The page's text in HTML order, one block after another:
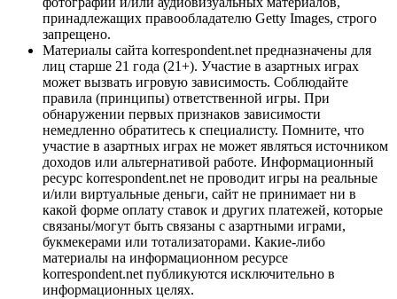
принадлежащих правообладателю Getty Images, строго
запрещено.
Материалы сайта korrespondent.net предназначены для
лиц старше 21 года (21+). Участие в азартных играх
может вызвать игровую зависимость. Соблюдайте
правила (принципы) ответственной игры. При
обнаружении первых признаков зависимости
немедленно обратитесь к специалисту. Помните, что
участие в азартных играх не может являться источником
доходов или альтернативой работе. Информационный
ресурс korrespondent.net не проводит игры на реальные
и/или виртуальные деньги, сайт не принимает ни в
какой форме оплату ставок и других платежей, которые
связаны/могут быть связаны с азартными играми,
букмекерами или тотализаторами. Какие-либо
материалы на информационном ресурсе
korrespondent.net публикуются исключительно в
информационных целях.